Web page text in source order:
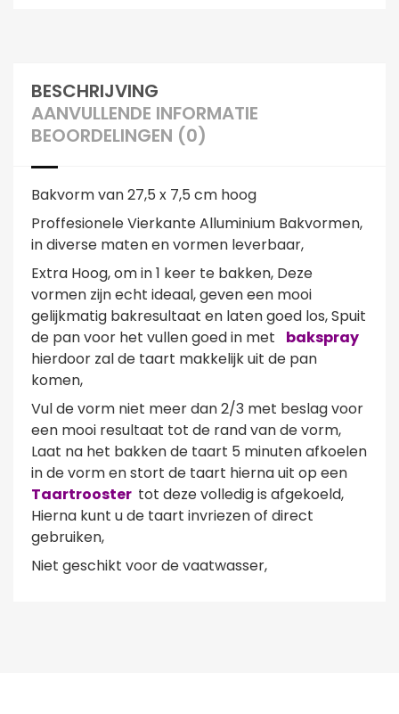
BESCHRIJVING
AANVULLENDE INFORMATIE
BEOORDELINGEN (0)
Bakvorm van 27,5 x 7,5 cm hoog
Proffesionele Vierkante Alluminium Bakvormen,
in diverse maten en vormen leverbaar,
Extra Hoog, om in 1 keer te bakken, Deze
vormen zijn echt ideaal, geven een mooi
gelijkmatig bakresultaat en laten goed los, Spuit
de pan voor het vullen goed in met bakspray
hierdoor zal de taart makkelijk uit de pan
komen,
Vul de vorm niet meer dan 2/3 met beslag voor
een mooi resultaat tot de rand van de vorm,
Laat na het bakken de taart 5 minuten afkoelen
in de vorm en stort de taart hierna uit op een
Taartrooster tot deze volledig is afgekoeld,
Hierna kunt u de taart invriezen of direct
gebruiken,
Niet geschikt voor de vaatwasser,